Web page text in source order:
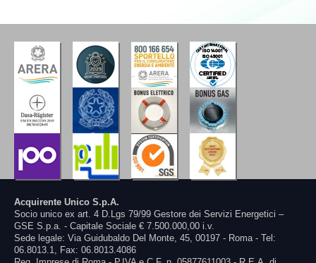
Acquirente Unico S.p.A.
Socio unico ex art. 4 D.Lgs 79/99 Gestore dei Servizi Energetici –
GSE S.p.a. - Capitale Sociale € 7.500.000,00 i.v.
Sede legale: Via Guidubaldo Del Monte, 45, 00197 - Roma - Tel:
06.8013.1, Fax: 06.8013.4086